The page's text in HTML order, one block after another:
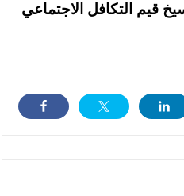
التكافل الاجتماعي